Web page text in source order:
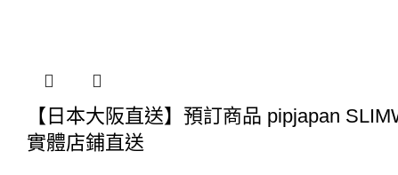
【日本大阪直送】預訂商品 pipjapan
實體店鋪直送